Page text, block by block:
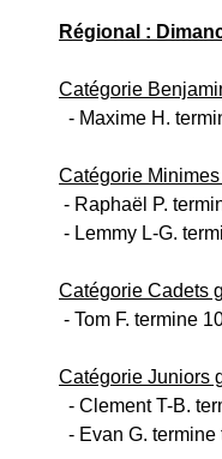
Régional :
Catégorie
- Maxime H.
Catégorie
- Raphaël P.
- Lemmy L-G.
Catégorie Cadets
- Tom F. termine
Catégorie Juniors
- Clement T-B.
- Evan G.